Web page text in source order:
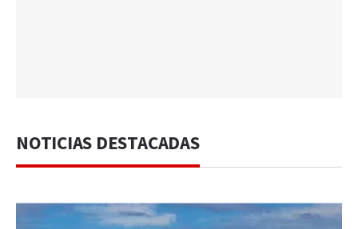
NOTICIAS DESTACADAS